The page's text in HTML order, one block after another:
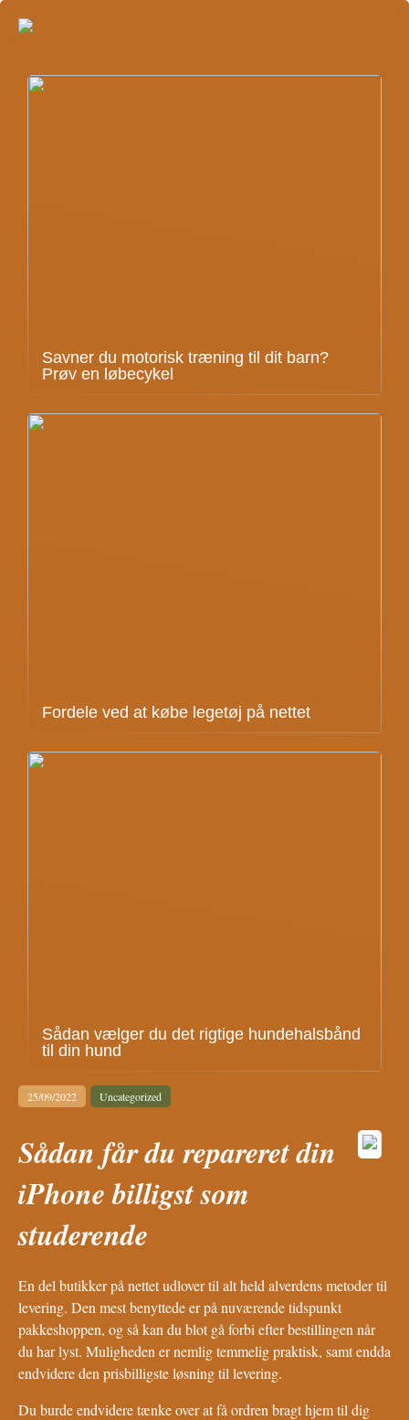
Savner du motorisk træning til dit barn?
Prøv en løbecykel
Fordele ved at købe legetøj på nettet
Sådan vælger du det rigtige hundehalsbånd
til din hund
25/09/2022 Uncategorized
Sådan får du repareret din
iPhone billigst som
studerende
En del butikker på nettet udlover til alt held alverdens metoder til
levering. Den mest benyttede er på nuværende tidspunkt
pakkeshoppen, og så kan du blot gå forbi efter bestillingen når
du har lyst. Muligheden er nemlig temmelig praktisk, samt endda
endvidere den prisbilligste løsning til levering.
Du burde endvidere tænke over at få ordren bragt hjem til dig